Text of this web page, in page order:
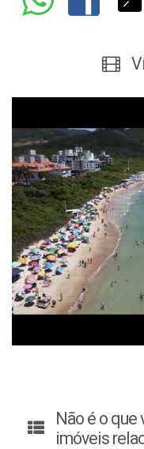
Não é o que
imóveis